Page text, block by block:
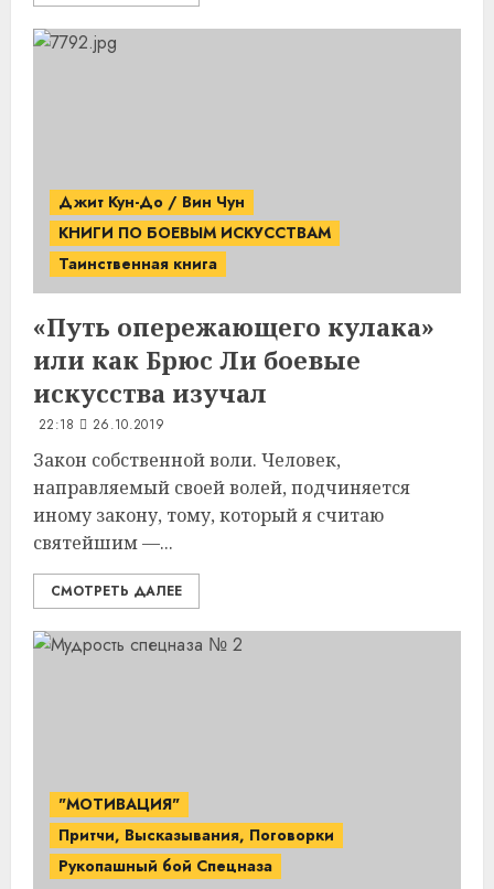
Джит Кун-До / Вин Чун
КНИГИ ПО БОЕВЫМ ИСКУССТВАМ
Таинственная книга
«Путь опережающего кулака»
или как Брюс Ли боевые
искусства изучал
22:18 26.10.2019
Закон собственной воли. Человек,
направляемый своей волей, подчиняется
иному закону, тому, который я считаю
святейшим —...
СМОТРЕТЬ ДАЛЕЕ
"МОТИВАЦИЯ"
Притчи, Высказывания, Поговорки
Рукопашный бой Спецназа